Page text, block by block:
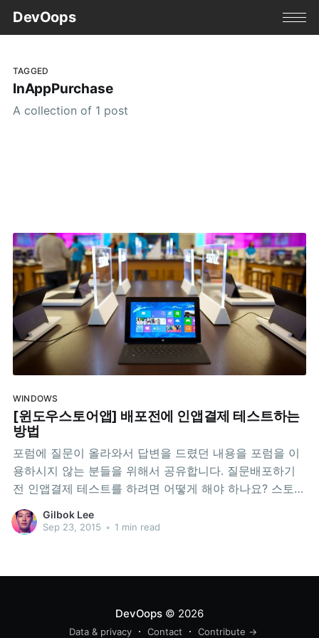
DevOops
TAGGED
InAppPurchase
A collection of 1 post
WINDOWS
[윈도우스토어앱] 배포전에 인앱결제 테스트하는
방법
포럼에 질문이 올라와서 답변을 드렸던 내용을 포럼을 이
용하시지 않는 분들을 위해서 공유합니다. 질문배포하기
전 인앱결제 테스트를 하려면 어떻게 해야 하나요? 스토어
앱을 배포하기 전에 인앱결제 테스트를 먼저 하고 싶은데
요, 아이템을 구매하려고 하면 "앱을 사용할 수 없음" "죄
스"
Gilbok Lee
Sep 23, 2015 • 1 min read
DevOops© 2026
Data & privacy Contact Contribute →